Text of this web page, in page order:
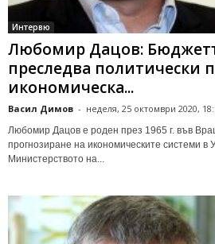
Интервю
Любомир Дацов:
преследва политически
икономическа...
Васил Димов - неделя, 25 октомври 2020,
Любомир Дацов е роден през 1965 г. във
прогнозиране на икономическите системи
Министерството на...